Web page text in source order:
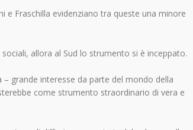
e Fraschilla evidenziano tra queste una minore
allora al Sud lo strumento si è inceppato.
grande interesse da parte del mondo della
come strumento straordinario di vera e